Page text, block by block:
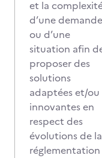
et la
d’une demande
ou d’une
situation afin
proposer des
solutions
adaptées et/ou
innovantes en
respect des
évolutions de la
réglementation